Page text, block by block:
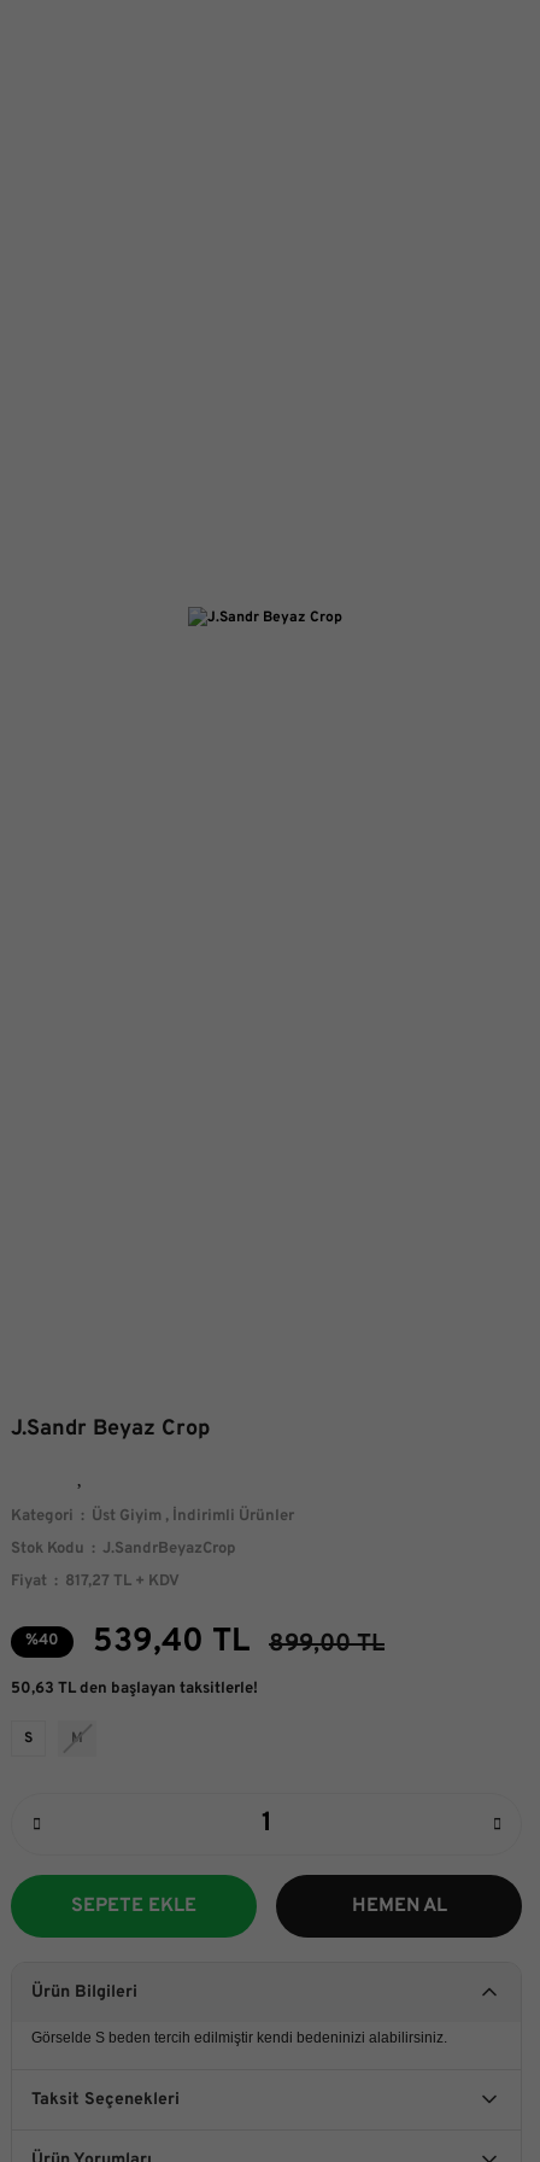
J.Sandr Beyaz Crop
Kategori Üst Giyim , İndirimli Ürünler
Stok Kodu
J.SandrBeyazCrop
Fiyat
817,27 TL + KDV
%40 539,40 TL 899,00 TL
50,63 TL den başlayan taksitlerle!
S M
SEPETE EKLE HEMEN AL
Ürün Bilgileri
Görselde S beden tercih edilmiştir kendi bedeninizi alabilirsiniz.
Taksit Seçenekleri